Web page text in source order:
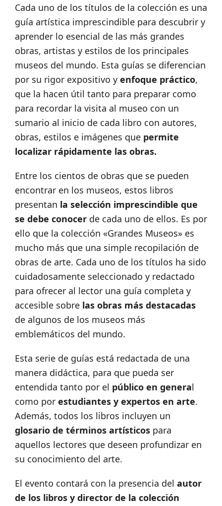
Cada uno de los títulos de la colección es una
guía artística imprescindible para descubrir y
aprender lo esencial de las más grandes
obras, artistas y estilos de los principales
museos del mundo. Esta guías se diferencian
por su rigor expositivo y enfoque práctico,
que la hacen útil tanto para preparar como
para recordar la visita al museo con un
sumario al inicio de cada libro con autores,
obras, estilos e imágenes que permite
localizar rápidamente las obras.
Entre los cientos de obras que se pueden
encontrar en los museos, estos libros
presentan la selección imprescindible que
se debe conocer de cada uno de ellos. Es por
ello que la colección «Grandes Museos» es
mucho más que una simple recopilación de
obras de arte. Cada uno de los títulos ha sido
cuidadosamente seleccionado y redactado
para ofrecer al lector una guía completa y
accesible sobre las obras más destacadas
de algunos de los museos más
emblemáticos del mundo.
Esta serie de guías está redactada de una
manera didáctica, para que pueda ser
entendida tanto por el público en general
como por estudiantes y expertos en arte.
Además, todos los libros incluyen un
glosario de términos artísticos para
aquellos lectores que deseen profundizar en
su conocimiento del arte.
El evento contará con la presencia del autor
de los libros y director de la colección